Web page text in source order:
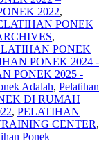
2022,
PONEK
,
PONEK
PONEK 2024 -
PONEK 2025 -
Adalah, Pelatihan
DI RUMAH
, PELATIHAN
CENTER,
Ponek